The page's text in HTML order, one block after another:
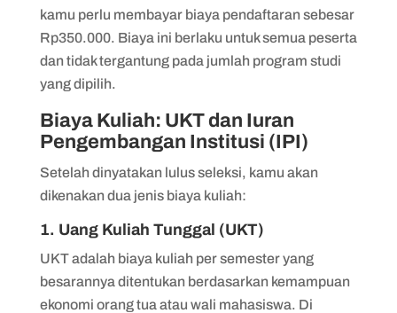
kamu perlu membayar biaya pendaftaran sebesar
Rp350.000. Biaya ini berlaku untuk semua peserta
dan tidak tergantung pada jumlah program studi
yang dipilih.
Biaya Kuliah: UKT dan Iuran
Pengembangan Institusi (IPI)
Setelah dinyatakan lulus seleksi, kamu akan
dikenakan dua jenis biaya kuliah:
1. Uang Kuliah Tunggal (UKT)
UKT adalah biaya kuliah per semester yang
besarannya ditentukan berdasarkan kemampuan
ekonomi orang tua atau wali mahasiswa. Di